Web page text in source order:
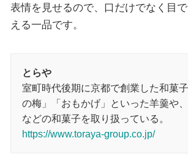
表情を見せるので、口だけでなく目
える一品です。
とらや
室町時代後期に京都で創業した和菓
の梅」「おもかげ」といった羊羹や
などの和菓子を取り扱っている。
https://www.toraya-group.co.jp/